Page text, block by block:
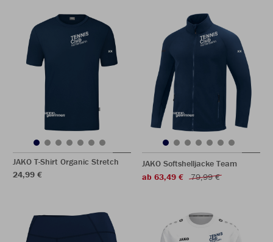
JAKO T-Shirt Organic Stretch
24,99 €
JAKO Softshelljacke Team
ab 63,49 €
79,99 €